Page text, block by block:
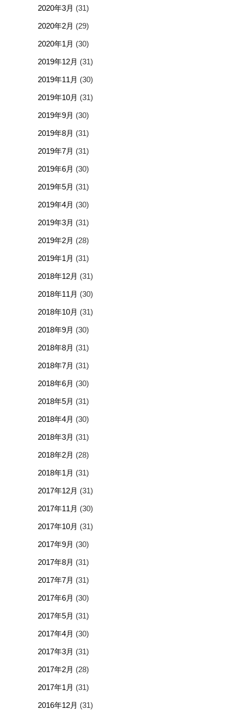
2020年3月 (31)
2020年2月 (29)
2020年1月 (30)
2019年12月 (31)
2019年11月 (30)
2019年10月 (31)
2019年9月 (30)
2019年8月 (31)
2019年7月 (31)
2019年6月 (30)
2019年5月 (31)
2019年4月 (30)
2019年3月 (31)
2019年2月 (28)
2019年1月 (31)
2018年12月 (31)
2018年11月 (30)
2018年10月 (31)
2018年9月 (30)
2018年8月 (31)
2018年7月 (31)
2018年6月 (30)
2018年5月 (31)
2018年4月 (30)
2018年3月 (31)
2018年2月 (28)
2018年1月 (31)
2017年12月 (31)
2017年11月 (30)
2017年10月 (31)
2017年9月 (30)
2017年8月 (31)
2017年7月 (31)
2017年6月 (30)
2017年5月 (31)
2017年4月 (30)
2017年3月 (31)
2017年2月 (28)
2017年1月 (31)
2016年12月 (31)